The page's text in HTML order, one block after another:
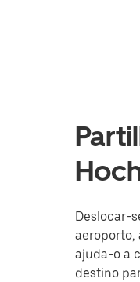
Deslocar-
aeroporto,
ajuda-o a
destino